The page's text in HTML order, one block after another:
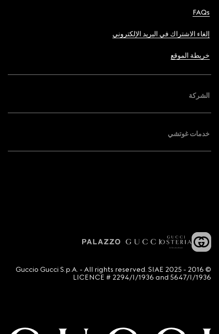
FAQs
إلغاء الاشتراك في البريد الإلكتروني
خريطة الموقع
الشركة
خدمات غوتشي
© 2016 - 2025 Guccio Gucci S.p.A. - All rights reserved. SIAE
LICENCE # 2294/I/1936 and 5647/I/1936